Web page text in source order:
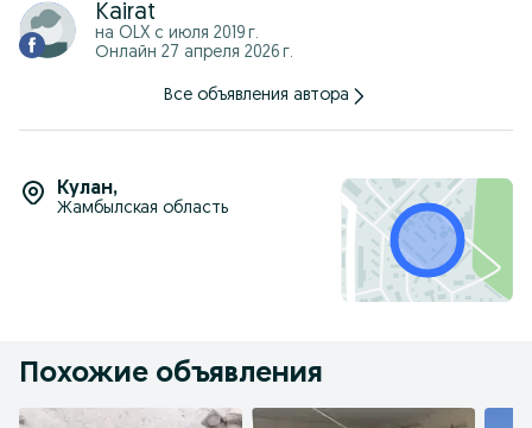
Kairat
на OLX с июля 2019 г.
Онлайн 27 апреля 2026 г.
Все объявления автора
Кулан,
Жамбылская область
Похожие объявления